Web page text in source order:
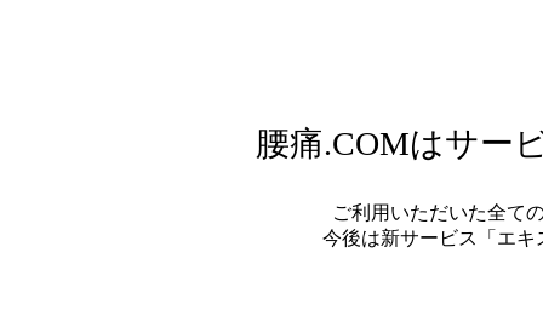
腰痛.COMはサー
ご利用いただいた全て
今後は新サービス「エ